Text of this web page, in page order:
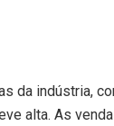
da indústria,
alta. As